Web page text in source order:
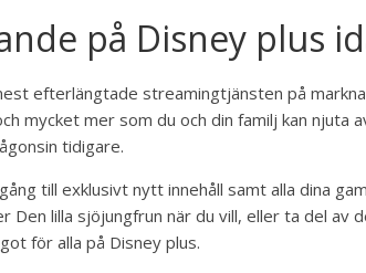
på Disney plus
efterlängtade streamingtjänsten på
mycket mer som du och din familj kan njuta
tidigare.
till exklusivt nytt innehåll samt alla dina
Den lilla sjöjungfrun när du vill, eller ta del av
för alla på Disney plus.